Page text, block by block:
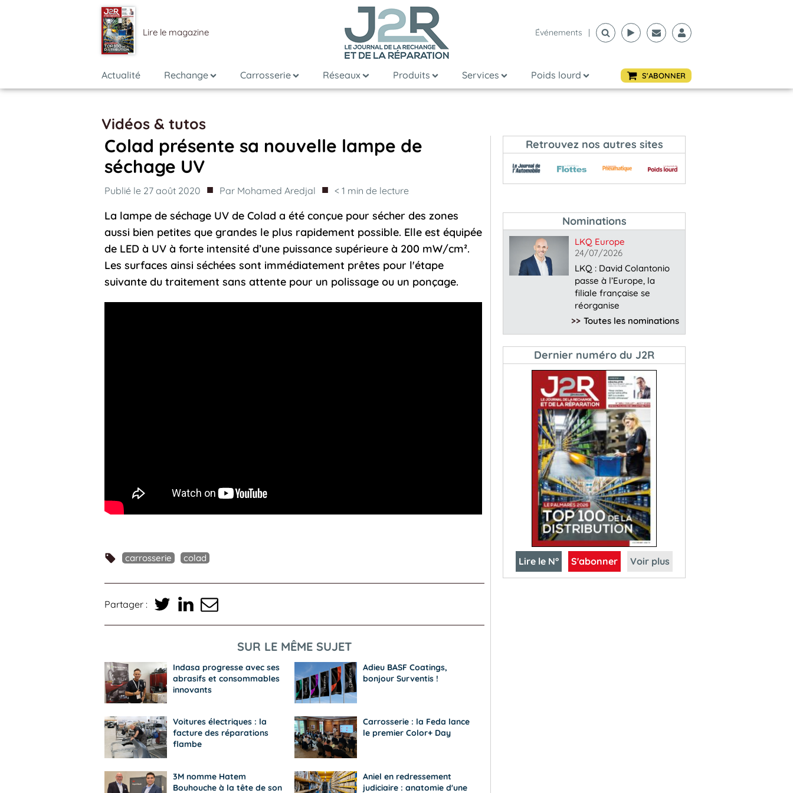
Lire le magazine Événements |
Actualité Rechange Carrosserie Réseaux Produits Services Poids lourd S'ABONNER
Vidéos & tutos
Colad présente sa nouvelle lampe de
séchage UV
Publié le 27 août 2020 ■ Par Mohamed Aredjal ■ < 1 min de lecture
La lampe de séchage UV de Colad a été conçue pour sécher des zones
aussi bien petites que grandes le plus rapidement possible. Elle est équipée
de LED à UV à forte intensité d’une puissance supérieure à 200 mW/cm².
Les surfaces ainsi séchées sont immédiatement prêtes pour l'étape
suivante du traitement sans attente pour un polissage ou un ponçage.
carrosserie colad
Partager :
SUR LE MÊME SUJET
Indasa progresse avec ses
abrasifs et consommables
innovants
Adieu BASF Coatings,
bonjour Surventis !
Voitures électriques : la
facture des réparations
flambe
Carrosserie : la Feda lance
le premier Color+ Day
3M nomme Hatem
Bouhouche à la tête de son
Aniel en redressement
judiciaire : anatomie d'une
Retrouvez nos autres sites
Nominations
LKQ Europe
24/07/2026
LKQ : David Colantonio
passe à l’Europe, la
filiale française se
réorganise
>> Toutes les nominations
Dernier numéro du J2R
Lire le N° S'abonner Voir plus